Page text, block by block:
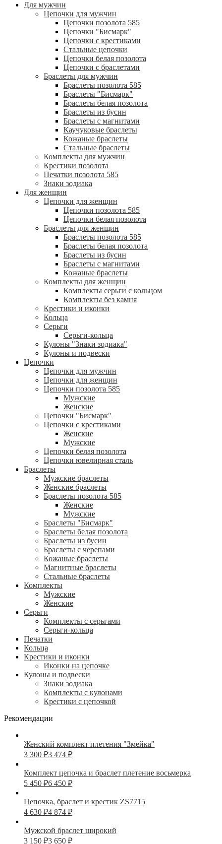
Для мужчин
Цепочки для мужчин
Цепочки позолота 585
Цепочки "Бисмарк"
Цепочки с крестиками
Стальные цепочки
Цепочки белая позолота
Цепочки с браслетами
Браслеты для мужчин
Браслеты позолота 585
Браслеты "Бисмарк"
Браслеты белая позолота
Браслеты из бусин
Браслеты с магнитами
Каучуковые браслеты
Кожаные браслеты
Стальные браслеты
Комплекты для мужчин
Крестики позолота
Печатки позолота 585
Знаки зодиака
Для женщин
Цепочки для женщин
Цепочки позолота 585
Цепочки белая позолота
Браслеты для женщин
Браслеты позолота 585
Браслеты белая позолота
Браслеты из бусин
Браслеты с магнитами
Кожаные браслеты
Комплекты для женщин
Комплекты серьги с кольцом
Комплекты без камня
Крестики и иконки
Кольца
Серьги
Серьги-кольца
Кулоны "Знаки зодиака"
Кулоны и подвески
Цепочки
Цепочки для мужчин
Цепочки для женщин
Цепочки позолота 585
Мужские
Женские
Цепочки "Бисмарк"
Цепочки с крестиками
Женские
Мужские
Цепочки белая позолота
Цепочки ювелирная сталь
Браслеты
Мужские браслеты
Женские браслеты
Браслеты позолота 585
Женские
Мужские
Браслеты "Бисмарк"
Браслеты белая позолота
Браслеты из бусин
Браслеты с черепами
Кожаные браслеты
Магнитные браслеты
Стальные браслеты
Комплекты
Мужские
Женские
Серьги
Комплекты с серьгами
Серьги-кольца
Печатки
Кольца
Крестики и иконки
Иконки на цепочке
Кулоны и подвески
Знаки зодиака
Комплекты с кулонами
Крестики с цепочкой
Рекомендации
Женский комплект плетения "Змейка"
3 300 ₽3 474 ₽
Комплект цепочка и браслет плетение восьмерка
5 450 ₽6 450 ₽
Цепочка, браслет и крестик ZS7715
4 630 ₽4 874 ₽
Мужской браслет широкий
3 150 ₽3 650 ₽